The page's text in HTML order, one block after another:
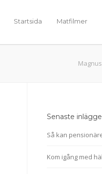
Startsida Matfilmer
Senaste
Så kan
Kom igång med